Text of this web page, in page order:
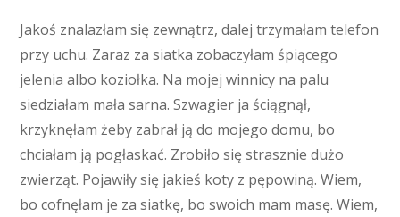
Jakoś znalazłam się zewnątrz, dalej trzymałam telefon
przy uchu. Zaraz za siatka zobaczyłam śpiącego
jelenia albo koziołka. Na mojej winnicy na palu
siedziałam mała sarna. Szwagier ja ściągnął,
krzyknęłam żeby zabrał ją do mojego domu, bo
chciałam ją pogłaskać. Zrobiło się strasznie dużo
zwierząt. Pojawiły się jakieś koty z pępowiną. Wiem,
bo cofnęłam je za siatkę, bo swoich mam masę. Wiem,